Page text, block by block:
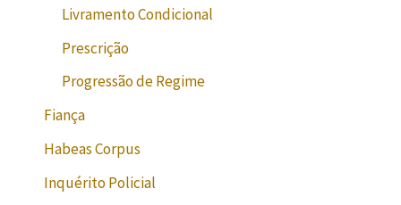
Livramento Condicional
Prescrição
Progressão de Regime
Fiança
Habeas Corpus
Inquérito Policial